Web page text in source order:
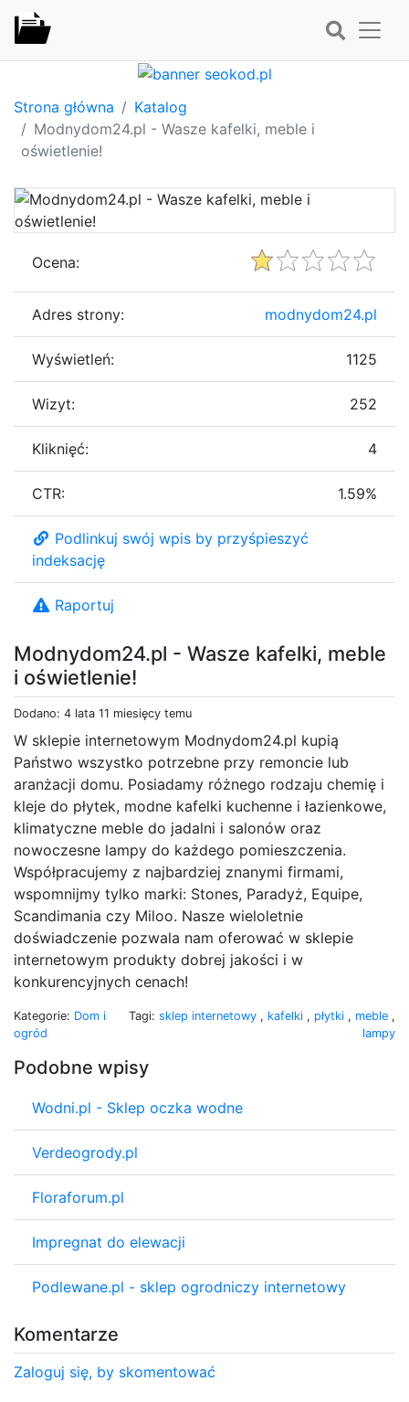
Strona główna
Katalog
Modnydom24.pl - Wasze kafelki, meble i
oświetlenie!
Modnydom24.pl - Wasze kafelki, meble
i oświetlenie!
Dodano: 4 lata 11 miesięcy temu
W sklepie internetowym Modnydom24.pl kupią
Państwo wszystko potrzebne przy remoncie lub
aranżacji domu. Posiadamy różnego rodzaju chemię i
kleje do płytek, modne kafelki kuchenne i łazienkowe,
klimatyczne meble do jadalni i salonów oraz
nowoczesne lampy do każdego pomieszczenia.
Współpracujemy z najbardziej znanymi firmami,
wspomnijmy tylko marki: Stones, Paradyż, Equipe,
Scandimania czy Miloo. Nasze wieloletnie
doświadczenie pozwala nam oferować w sklepie
internetowym produkty dobrej jakości i w
konkurencyjnych cenach!
Kategorie: Dom i
ogród
Tagi: sklep internetowy , kafelki , płytki , meble ,
lampy
Podobne wpisy
Wodni.pl - Sklep oczka wodne
Verdeogrody.pl
Floraforum.pl
Impregnat do elewacji
Podlewane.pl - sklep ogrodniczy internetowy
Komentarze
Zaloguj się, by skomentować
Ocena:
Adres strony: modnydom24.pl
Wyświetleń: 1125
Wizyt: 252
Kliknięć: 4
CTR: 1.59%
Podlinkuj swój wpis by przyśpieszyć
indeksację
Raportuj